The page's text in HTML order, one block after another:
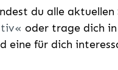
du alle
oder trage dich in
eine für dich